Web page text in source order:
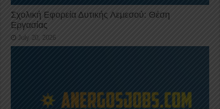
Σχολική Εφορεία Δυτικής Λεμεσού: Θέση
Εργασίας
July 20, 2026